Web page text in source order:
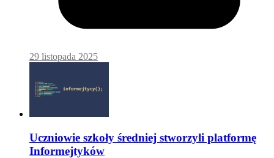
29 listopada 2025
Uczniowie szkoły średniej stworzyli platformę
Informejtyków